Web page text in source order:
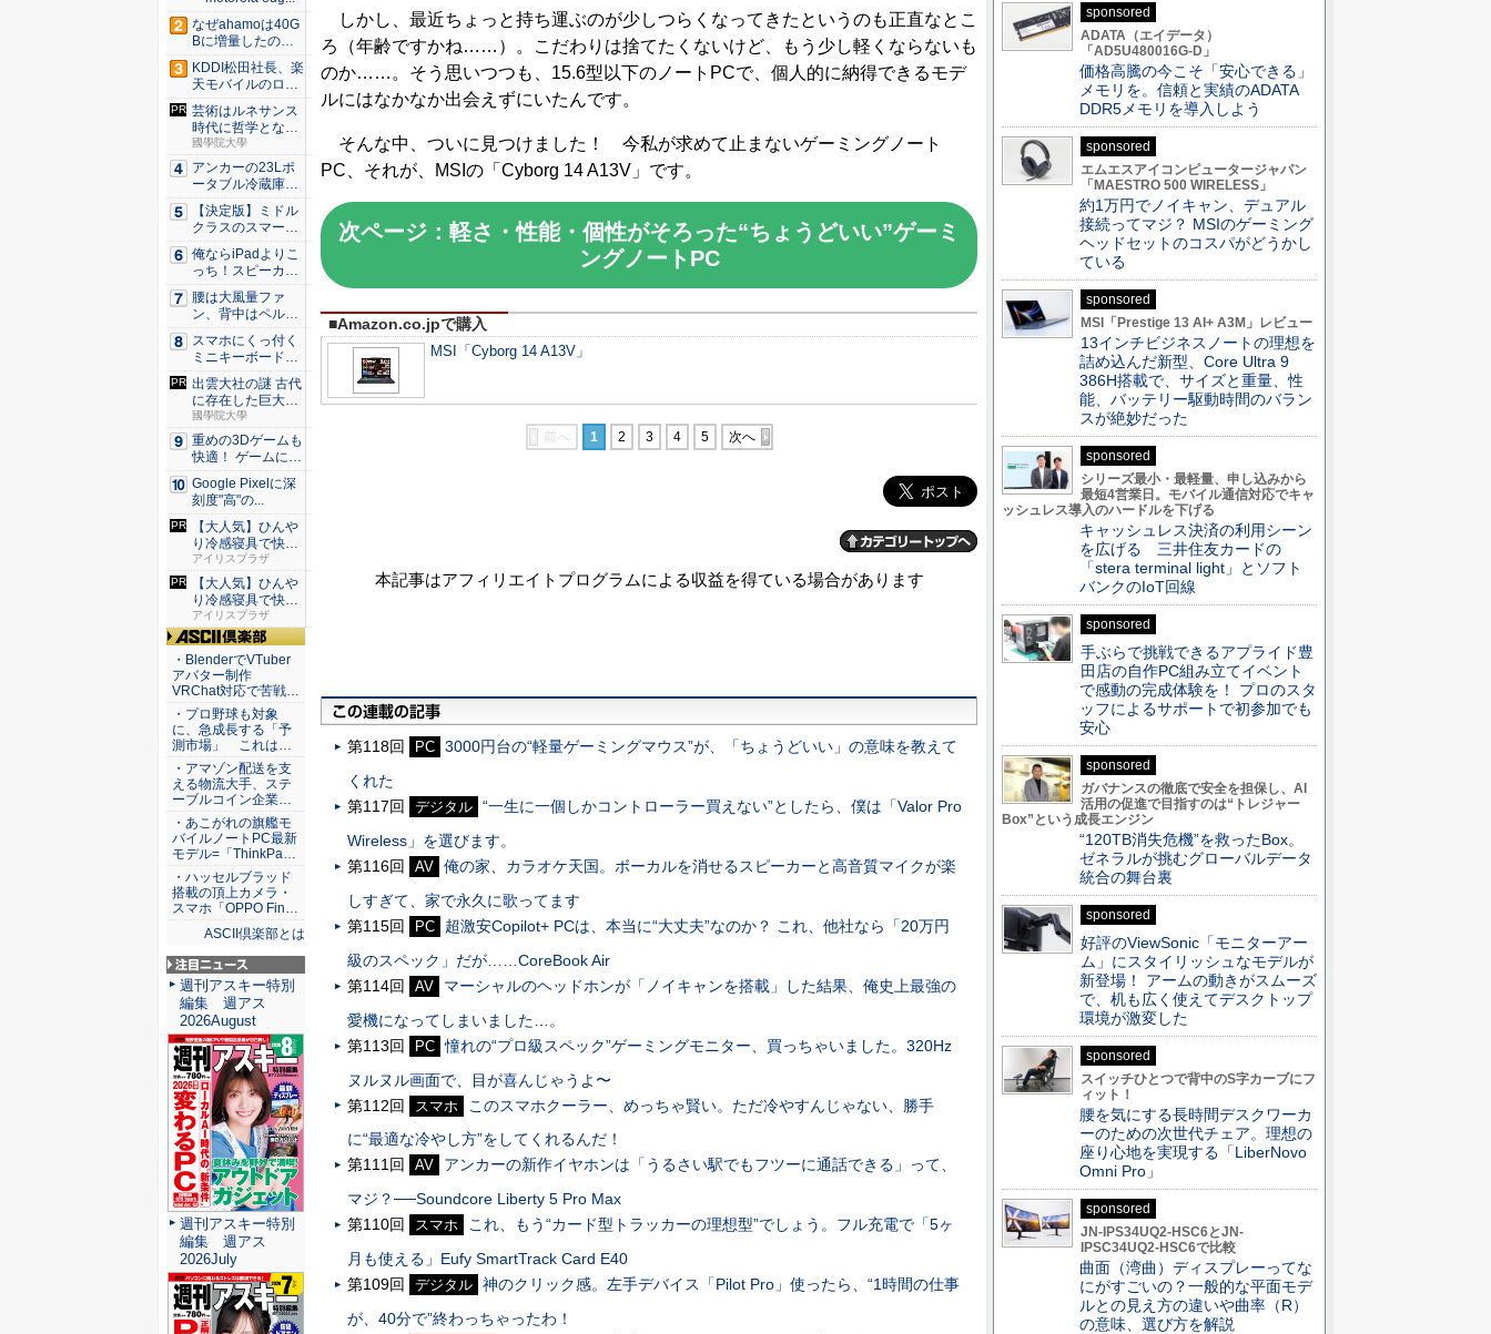
しかし、最近ちょっと持ち運ぶのが少しつらくなってきたというのも正直なとこ
ろ（年齢ですかね……）。こだわりは捨てたくないけど、もう少し軽くならないも
のか……。そう思いつつも、15.6型以下のノートPCで、個人的に納得できるモデ
ルにはなかなか出会えずにいたんです。
そんな中、ついに見つけました！ 今私が求めて止まないゲーミングノート
PC、それが、MSIの「Cyborg 14 A13V」です。
次ページ：軽さ・性能・個性がそろった“ちょうどいい”ゲーミ
ングノートPC
■Amazon.co.jpで購入
MSI「Cyborg 14 A13V」
前へ 1 2 3 4 5 次へ
本記事はアフィリエイトプログラムによる収益を得ている場合があります
第118回 PC 3000円台の“軽量ゲーミングマウス”が、「ちょうどいい」の意味を教えて
くれた
第117回
デジタル “一生に一個しかコントローラー買えない”としたら、僕は「Valor Pro
Wireless」を選びます。
第116回
AV 俺の家、カラオケ天国。ボーカルを消せるスピーカーと高音質マイクが楽
しすぎて、家で永久に歌ってます
第115回
PC
超激安Copilot+ PCは、本当に“大丈夫”なのか？ これ、他社なら「20万円
級のスペック」だが……CoreBook Air
第114回
AV
マーシャルのヘッドホンが「ノイキャンを搭載」した結果、俺史上最強の
愛機になってしまいました…。
第113回
PC 憧れの“プロ級スペック”ゲーミングモニター、買っちゃいました。320Hz
ヌルヌル画面で、目が喜んじゃうよ〜
第112回
スマホ
このスマホクーラー、めっちゃ賢い。ただ冷やすんじゃない、勝手
に“最適な冷やし方”をしてくれるんだ！
第111回
AV
アンカーの新作イヤホンは「うるさい駅でもフツーに通話できる」って、
マジ？──Soundcore Liberty 5 Pro Max
第110回
スマホ
これ、もう“カード型トラッカーの理想型”でしょう。フル充電で「5ヶ
月も使える」Eufy SmartTrack Card E40
第109回
デジタル 神のクリック感。左手デバイス「Pilot Pro」使ったら、“1時間の仕事
が、40分で”終わっちゃったわ！
なぜahamoは40G
Bに増量したの
か ...
KDDI松田社長、楽
天モバイルのロー
ミン...
芸術はルネサンス
時代に哲学となっ
た？
國學院大學
アンカーの23Lポ
ータブル冷蔵庫が
Ama...
【決定版】ミドル
クラスのスマート
フォンの...
俺ならiPadよりこ
っち！スピーカー
9個...
腰は大風量ファ
ン、背中はペルチ
ェ冷却。ダ...
スマホにくっ付く
ミニキーボード！
触ってわ...
出雲大社の謎 古代
に存在した巨大神
殿のル...
國學院大學
重めの3Dゲームも
快適！ ゲームに強
いH...
Google Pixelに深
刻度"高"の...
【大人気】ひんや
り冷感寝具で快適
な睡眠を...
アイリスプラザ
【大人気】ひんや
り冷感寝具で快適
な睡眠を...
アイリスプラザ
ASCII倶楽部
・BlenderでVTuber
アバター制作
VRChat対応で苦戦…
・プロ野球も対象
に、急成長する「予
測市場」 これは…
・アマゾン配送を支
える物流大手、ステ
ーブルコイン企業…
・あこがれの旗艦モ
バイルノートPC最新
モデル=「ThinkPa…
・ハッセルブラッド
搭載の頂上カメラ・
スマホ「OPPO Fin…
ASCII倶楽部とは
注目ニュース
週刊アスキー特別
編集 週アス
2026August
週刊アスキー特別
編集 週アス
2026July
sponsored
ADATA（エイデータ）
「AD5U480016G-D」
価格高騰の今こそ「安心できる」
メモリを。信頼と実績のADATA
DDR5メモリを導入しよう
sponsored
エムエスアイコンピュータージャパン
「MAESTRO 500 WIRELESS」
約1万円でノイキャン、デュアル
接続ってマジ？ MSIのゲーミング
ヘッドセットのコスパがどうかし
ている
sponsored
MSI「Prestige 13 AI+ A3M」レビュー
13インチビジネスノートの理想を
詰め込んだ新型、Core Ultra 9
386H搭載で、サイズと重量、性
能、バッテリー駆動時間のバラン
スが絶妙だった
sponsored
シリーズ最小・最軽量、申し込みから
最短4営業日。モバイル通信対応でキャ
ッシュレス導入のハードルを下げる
キャッシュレス決済の利用シーン
を広げる 三井住友カードの
「stera terminal light」とソフト
バンクのIoT回線
sponsored
手ぶらで挑戦できるアプライド豊
田店の自作PC組み立てイベント
で感動の完成体験を！ プロのスタ
ッフによるサポートで初参加でも
安心
sponsored
ガバナンスの徹底で安全を担保し、AI
活用の促進で目指すのは“トレジャー
Box”という成長エンジン
“120TB消失危機”を救ったBox。
ゼネラルが挑むグローバルデータ
統合の舞台裏
sponsored
好評のViewSonic「モニターアー
ム」にスタイリッシュなモデルが
新登場！ アームの動きがスムーズ
で、机も広く使えてデスクトップ
環境が激変した
sponsored
スイッチひとつで背中のS字カーブにフ
ィット！
腰を気にする長時間デスクワーカ
ーのための次世代チェア。理想の
座り心地を実現する「LiberNovo
Omni Pro」
sponsored
JN-IPS34UQ2-HSC6とJN-
IPSC34UQ2-HSC6で比較
曲面（湾曲）ディスプレーってな
にがすごいの？一般的な平面モデ
ルとの見え方の違いや曲率（R）
の意味、選び方を解説